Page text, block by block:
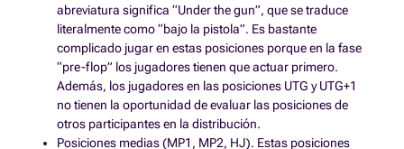
abreviatura significa “Under the gun”, que se traduce
literalmente como “bajo la pistola”. Es bastante
complicado jugar en estas posiciones porque en la fase
“pre-flop” los jugadores tienen que actuar primero.
Además, los jugadores en las posiciones UTG y UTG+1
no tienen la oportunidad de evaluar las posiciones de
otros participantes en la distribución.
Posiciones medias (MP1, MP2, HJ). Estas posiciones